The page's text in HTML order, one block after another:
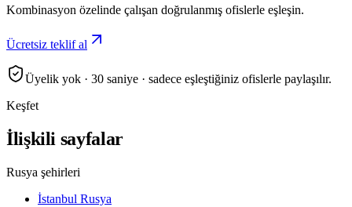
Kombinasyon özelinde çalışan doğrulanmış ofislerle eşleşin.
Ücretsiz teklif al
Üyelik yok · 30 saniye · sadece eşleştiğiniz ofislerle paylaşılır.
Keşfet
İlişkili sayfalar
Rusya şehirleri
İstanbul Rusya